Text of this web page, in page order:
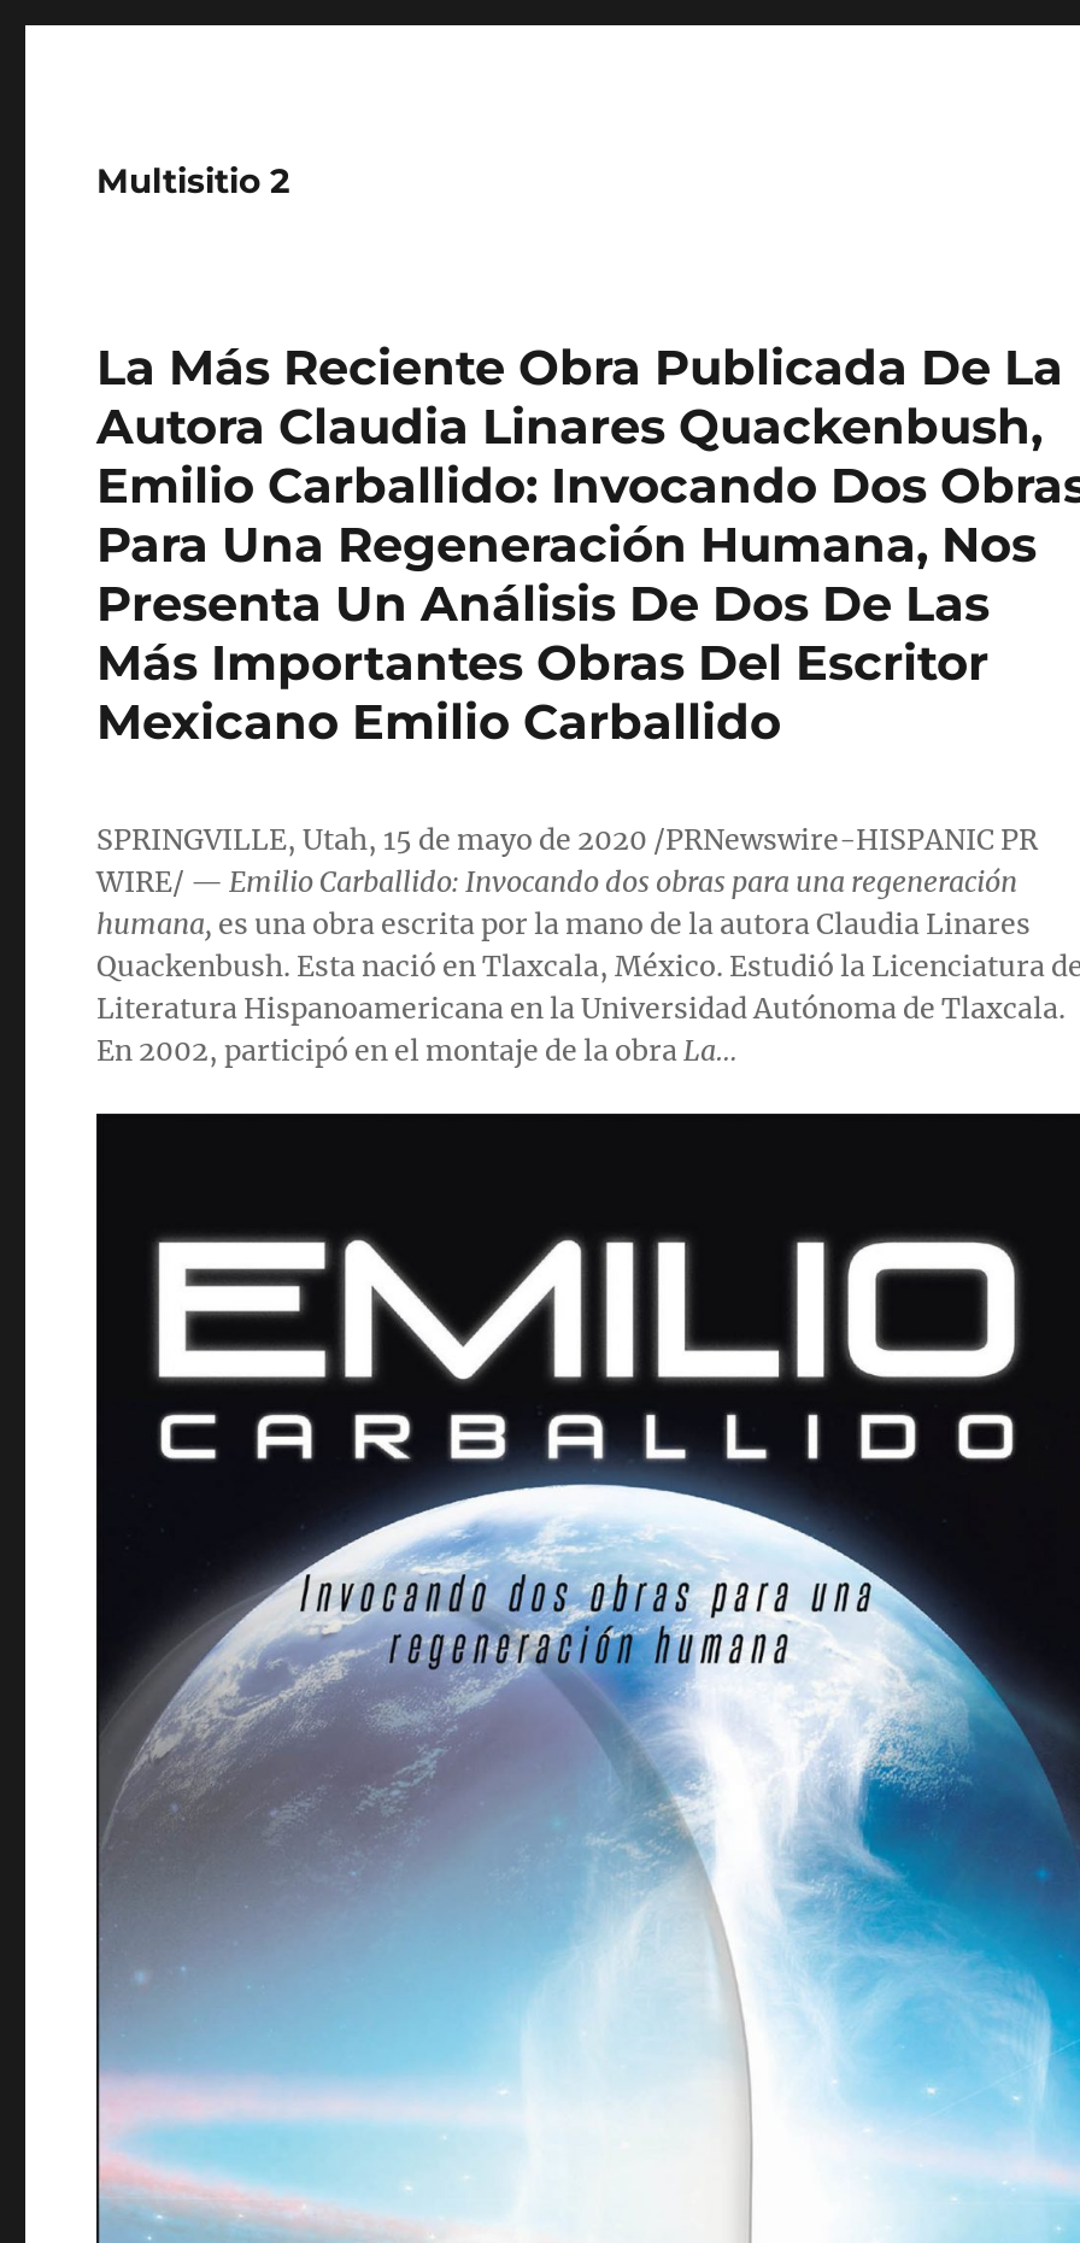
Multisitio 2
La Más Reciente Obra Publicada De La
Autora Claudia Linares Quackenbush,
Emilio Carballido: Invocando Dos
Para Una Regeneración Humana, Nos
Presenta Un Análisis De Dos De Las
Más Importantes Obras Del Escritor
Mexicano Emilio Carballido
SPRINGVILLE, Utah, 15 de mayo de 2020 /PRNewswire-HISPANIC PR
WIRE/ —Emilio Carballido: Invocando dos obras para una regeneración
humana, es una obra escrita por la mano de la autoraClaudia Linares
Quackenbush. Esta nació enTlaxcala, México. Estudió la Licenciatura
Literatura Hispanoamericana en la Universidad Autónoma deTlaxcala.
En 2002, participó en el montaje de la obraLa…